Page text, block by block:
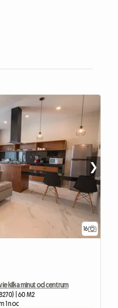
16
❯
kilka minut od centrum
| 60 M2
1 noc